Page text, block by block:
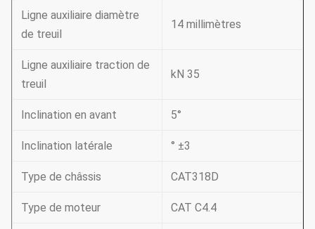
Ligne auxiliaire diamètre
de treuil
14 millimètres
Ligne auxiliaire traction de
treuil
kN 35
Inclination en avant 5°
Inclination latérale ° ±3
Type de châssis CAT318D
Type de moteur CAT C4.4